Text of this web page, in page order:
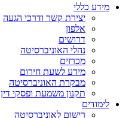
מידע כללי
יצירת קשר ודרכי הגעה
אלפון
דרושים
נהלי האוניברסיטה
מכרזים
מידע לשעת חירום
מבקרת האוניברסיטה
תקנון משמעת ופסקי דין
לימודים
רישום לאוניברסיטה